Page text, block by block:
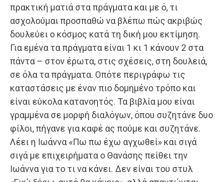
πρακτική ματιά στα πράγματα και με ό, τι
ασχολούμαι προσπαθώ να βλέπω πώς ακριβώς
δουλεύει ο κόσμος κατά τη δική μου εκτίμηση.
Για εμένα τα πράγματα είναι 1 κι 1 κάνουν 2 στα
πάντα – στον έρωτα, στις σχέσεις, στη δουλειά,
σε όλα τα πράγματα. Οπότε περιγράφω τις
καταστάσεις με έναν πιο δομημένο τρόπο και
είναι εύκολα κατανοητός. Τα βιβλία μου είναι
γραμμένα σε μορφή διαλόγων, όπου συζητάνε δυο
φίλοι, πήγανε για καφέ ας πούμε και συζητάνε.
Λέει η Ιωάννα «Πω πω έχω αγχωθεί» και σιγά
σιγά με επιχειρήματα ο Θανάσης πείθει την
Ιωάννα για το τι να κάνει. Δεν είναι του στυλ